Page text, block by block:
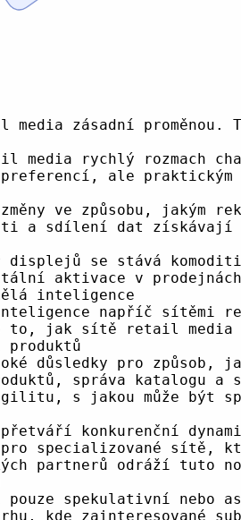
tření v ekosystému, což v konečném důsledku přináší suboptimální výsledky pro všechny zúčastněné. Jak trh dozrává, základní rovnice se mění: reklamní sítě zjišťují, že kvalitní inventář s transparentní strukturou poplatků a ověřeným provozem generuje lepší metriky výkonu a vyžaduje prémiové ceny v porovnání s nerozlišenými, objemnými inventářovými fondy.
Tento posun není pouhou filozofickou preferencí, ale praktickým uznáním, že ekosystém digitální reklamy se stal stále fragmentovanějším a složitějším.